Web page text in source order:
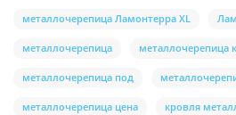
металлочерепица Ламонтерра XL
металлочерепица металлочерепица
металлочерепица под
металлочерепица цена кровля